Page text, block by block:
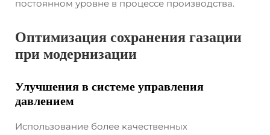
постоянном уровне в процессе производства.
Оптимизация сохранения газации
при модернизации
Улучшения в системе управления
давлением
Использование более качественных